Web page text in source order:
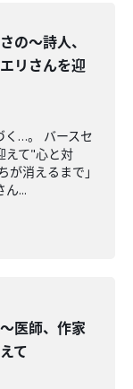
の～詩人、
リさんを迎
く…。 バースセ
えて"心と対
消えるまで」
ん...
医師、作家
て